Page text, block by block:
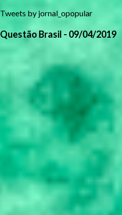
Tweets by jornal_opopular
Questão Brasil - 09/04/2019